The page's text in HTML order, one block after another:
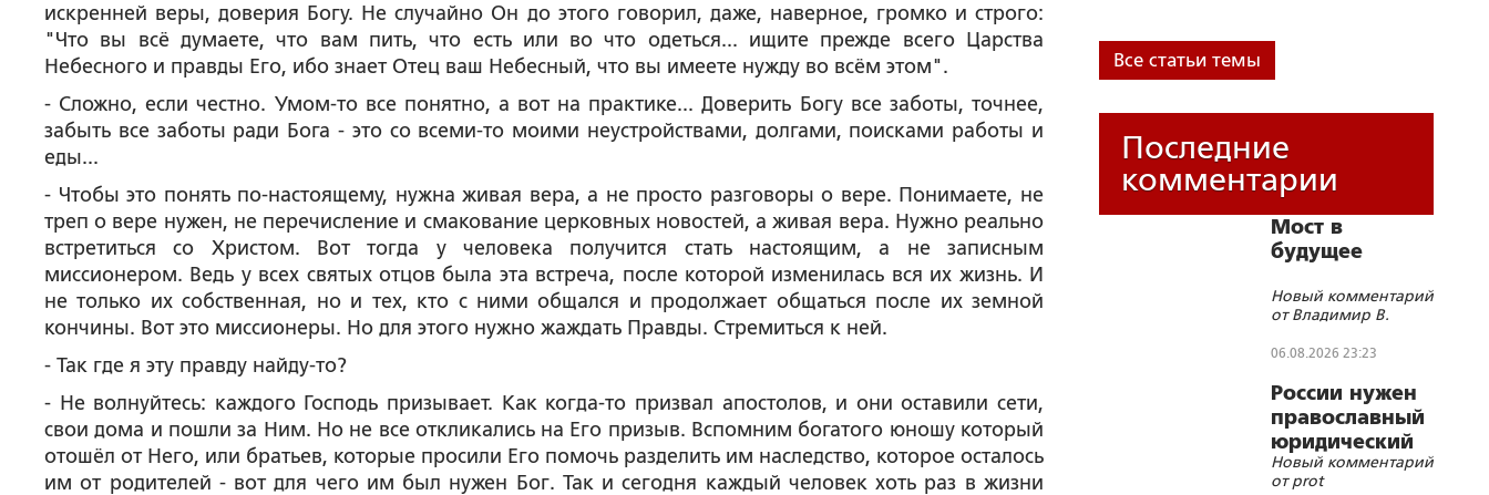
искренней веры, доверия Богу. Не случайно Он до этого говорил, даже, наверное, громко и строго:
"Что вы всё думаете, что вам пить, что есть или во что одеться... ищите прежде всего Царства
Небесного и правды Его, ибо знает Отец ваш Небесный, что вы имеете нужду во всём этом".
- Сложно, если честно. Умом-то все понятно, а вот на практике... Доверить Богу все заботы, точнее,
забыть все заботы ради Бога - это со всеми-то моими неустройствами, долгами, поисками работы и
еды...
- Чтобы это понять по-настоящему, нужна живая вера, а не просто разговоры о вере. Понимаете, не
треп о вере нужен, не перечисление и смакование церковных новостей, а живая вера. Нужно реально
встретиться со Христом. Вот тогда у человека получится стать настоящим, а не записным
миссионером. Ведь у всех святых отцов была эта встреча, после которой изменилась вся их жизнь. И
не только их собственная, но и тех, кто с ними общался и продолжает общаться после их земной
кончины. Вот это миссионеры. Но для этого нужно жаждать Правды. Стремиться к ней.
- Так где я эту правду найду-то?
- Не волнуйтесь: каждого Господь призывает. Как когда-то призвал апостолов, и они оставили сети,
свои дома и пошли за Ним. Но не все откликались на Его призыв. Вспомним богатого юношу который
отошёл от Него, или братьев, которые просили Его помочь разделить им наследство, которое осталось
им от родителей - вот для чего им был нужен Бог. Так и сегодня каждый человек хоть раз в жизни
Все статьи темы
Последние
комментарии
Мост в
будущее
Новый комментарий
от Владимир В.
06.08.2026 23:23
России нужен
православный
юридический
СОБР
Новый комментарий
от prot